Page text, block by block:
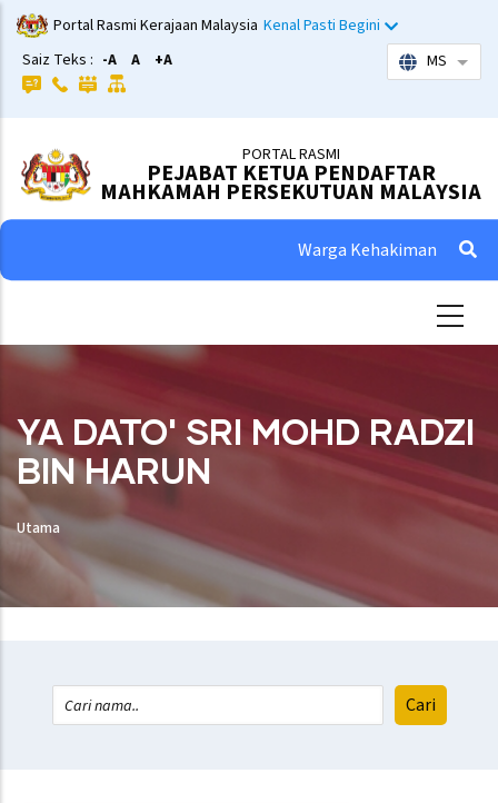
Skip
to
main
content
Portal Rasmi Kerajaan Malaysia Kenal Pasti Begini
Saiz Teks : -A A +A MS List
PORTAL RASMI
PEJABAT KETUA PENDAFTAR
MAHKAMAH PERSEKUTUAN MALAYSIA
Warga Kehakiman
YA DATO' SRI MOHD RADZI
BIN HARUN
Utama